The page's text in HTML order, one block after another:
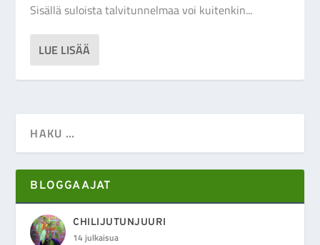
Sisällä suloista talvitunnelmaa voi kuitenkin...
LUE LISÄÄ
BLOGGAAJAT
CHILIJUTUNJUURI
14 julkaisua